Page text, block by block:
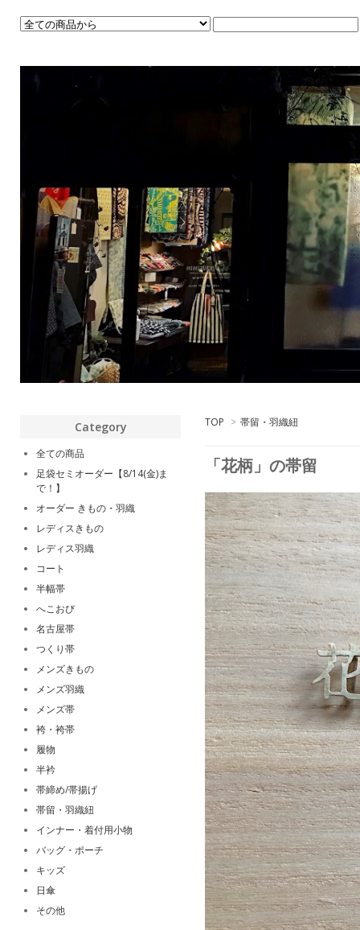
TOP > 帯留・羽織紐
「花柄」の帯留
Category
全ての商品
足袋セミオーダー【8/14(金)ま
で！】
オーダー きもの・羽織
レディスきもの
レディス羽織
コート
半幅帯
へこおび
名古屋帯
つくり帯
メンズきもの
メンズ羽織
メンズ帯
袴・袴帯
履物
半衿
帯締め/帯揚げ
帯留・羽織紐
インナー・着付用小物
バッグ・ポーチ
キッズ
日傘
その他